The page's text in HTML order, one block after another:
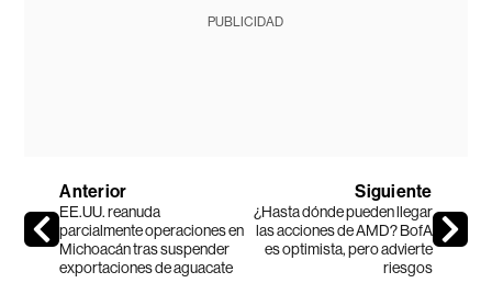
PUBLICIDAD
Anterior
EE.UU. reanuda
parcialmente operaciones en
Michoacán tras suspender
exportaciones de aguacate
Siguiente
¿Hasta dónde pueden llegar
las acciones de AMD? BofA
es optimista, pero advierte
riesgos